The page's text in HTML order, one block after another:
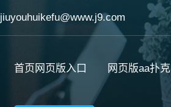
jiuyouhuikefu@www.j9.com
首页网页版入口 网页版aa扑克